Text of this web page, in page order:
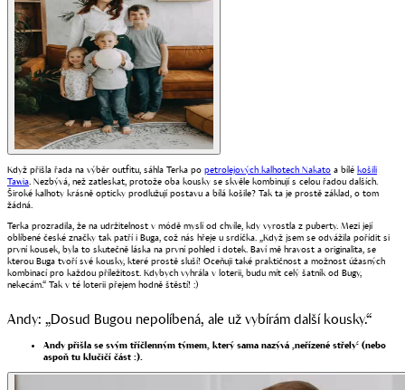
Když přišla řada na výběr outfitu, sáhla Terka po petrolejových kalhotech Nakato a bílé košili
Tawia. Nezbývá, než zatleskat, protože oba kousky se skvěle kombinují s celou řadou dalších.
Široké kalhoty krásně opticky prodlužují postavu a bílá košile? Tak ta je prostě základ, o tom
žádná.
Terka prozradila, že na udržitelnost v módě myslí od chvíle, kdy vyrostla z puberty. Mezi její
oblíbené české značky tak patří i Buga, což nás hřeje u srdíčka. „Když jsem se odvážila pořídit si
první kousek, byla to skutečně láska na první pohled i dotek. Baví mě hravost a originalita, se
kterou Buga tvoří své kousky, které prostě sluší! Oceňuji také praktičnost a možnost úžasných
kombinací pro každou příležitost. Kdybych vyhrála v loterii, budu mít celý šatník od Bugy,
nekecám.“ Tak v té loterii přejem hodně štěstí! :)
Andy: „Dosud Bugou nepolíbená, ale už vybírám další kousky.“
Andy přišla se svým tříčlenným týmem, který sama nazývá ‚neřízené střely‘ (nebo
aspoň tu klučičí část :).